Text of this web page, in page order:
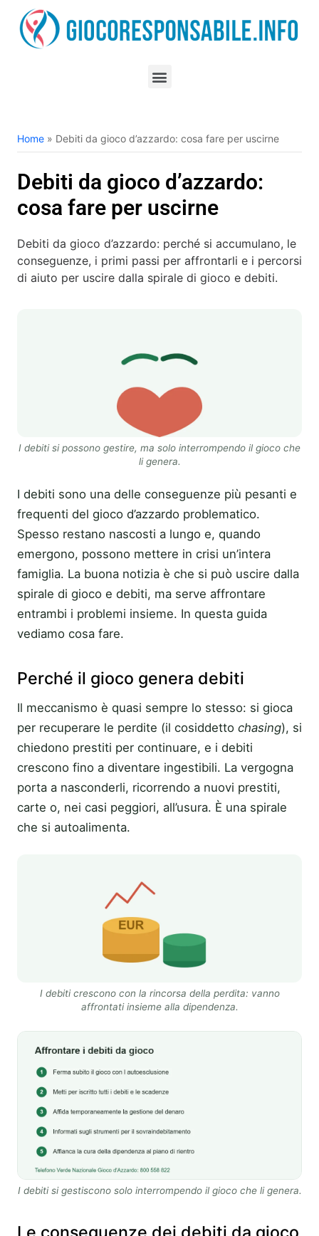
Home » Debiti da gioco d’azzardo: cosa fare per uscirne
Debiti da gioco d’azzardo:
cosa fare per uscirne
Debiti da gioco d’azzardo: perché si accumulano, le
conseguenze, i primi passi per affrontarli e i percorsi
di aiuto per uscire dalla spirale di gioco e debiti.
I debiti si possono gestire, ma solo interrompendo il gioco che
li genera.
I debiti sono una delle conseguenze più pesanti e
frequenti del gioco d’azzardo problematico.
Spesso restano nascosti a lungo e, quando
emergono, possono mettere in crisi un’intera
famiglia. La buona notizia è che si può uscire dalla
spirale di gioco e debiti, ma serve affrontare
entrambi i problemi insieme. In questa guida
vediamo cosa fare.
Perché il gioco genera debiti
Il meccanismo è quasi sempre lo stesso: si gioca
per recuperare le perdite (il cosiddetto chasing), si
chiedono prestiti per continuare, e i debiti
crescono fino a diventare ingestibili. La vergogna
porta a nasconderli, ricorrendo a nuovi prestiti,
carte o, nei casi peggiori, all’usura. È una spirale
che si autoalimenta.
I debiti crescono con la rincorsa della perdita: vanno
affrontati insieme alla dipendenza.
I debiti si gestiscono solo interrompendo il gioco che li genera.